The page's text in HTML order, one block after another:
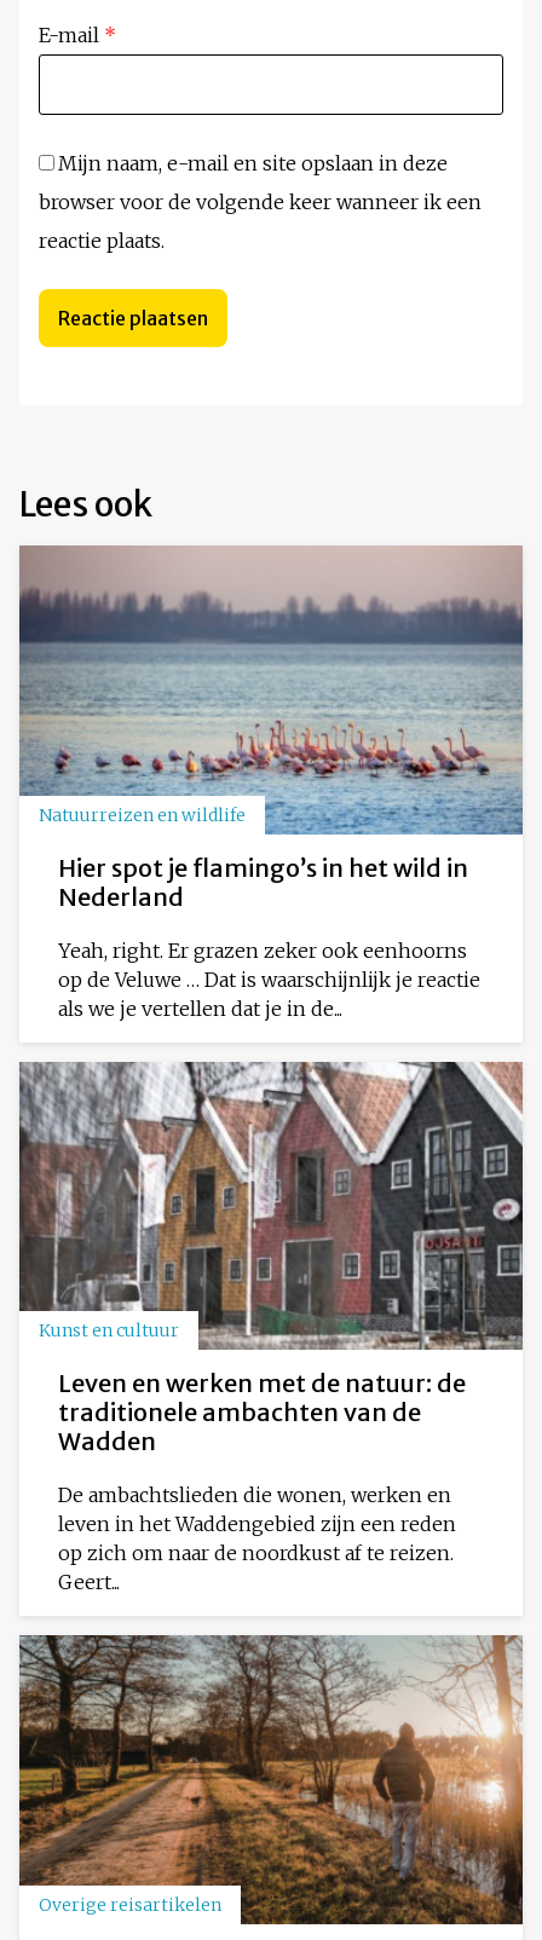
E-mail *
Mijn naam, e-mail en site opslaan in deze
browser voor de volgende keer wanneer ik een
reactie plaats.
Lees ook
Natuurreizen en wildlife
Hier spot je flamingo’s in het wild in
Nederland
Yeah, right. Er grazen zeker ook eenhoorns
op de Veluwe … Dat is waarschijnlijk je reactie
als we je vertellen dat je in de...
Kunst en cultuur
Leven en werken met de natuur: de
traditionele ambachten van de
Wadden
De ambachtslieden die wonen, werken en
leven in het Waddengebied zijn een reden
op zich om naar de noordkust af te reizen.
Geert...
Overige reisartikelen